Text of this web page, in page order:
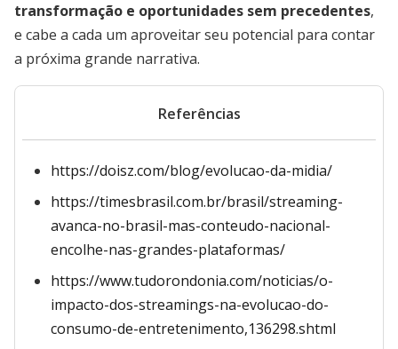
transformação e oportunidades sem precedentes,
e cabe a cada um aproveitar seu potencial para contar
a próxima grande narrativa.
Referências
https://doisz.com/blog/evolucao-da-midia/
https://timesbrasil.com.br/brasil/streaming-
avanca-no-brasil-mas-conteudo-nacional-
encolhe-nas-grandes-plataformas/
https://www.tudorondonia.com/noticias/o-
impacto-dos-streamings-na-evolucao-do-
consumo-de-entretenimento,136298.shtml